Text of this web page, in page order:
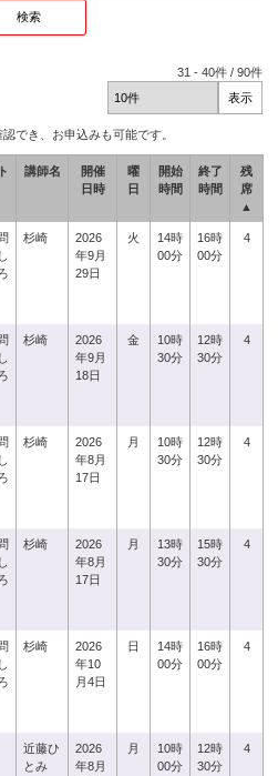
31 -40件 /90件
でき、お申込みも可能です。
講師名
開催
日時
曜
日
開始
時間
終了
時間
残
席
▲
杉崎
2026
年9月
29日
火
14時
00分
16時
00分
4
杉崎
2026
年9月
18日
金
10時
30分
12時
30分
4
杉崎
2026
年8月
17日
月
10時
30分
12時
30分
4
杉崎
2026
年8月
17日
月
13時
30分
15時
30分
4
杉崎
2026
年10
月4日
日
14時
00分
16時
00分
4
近藤ひ
とみ
2026
年8月
月
10時
00分
12時
30分
4